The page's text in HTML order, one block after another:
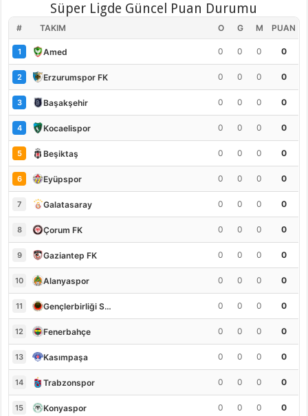
Süper Ligde Güncel Puan Durumu
# TAKIM O G M PUAN
1 Amed 0 0 0 0
2 Erzurumspor FK 0 0 0 0
3 Başakşehir 0 0 0 0
4 Kocaelispor 0 0 0 0
5 Beşiktaş 0 0 0 0
6 Eyüpspor 0 0 0 0
7 Galatasaray 0 0 0 0
8 Çorum FK 0 0 0 0
9 Gaziantep FK 0 0 0 0
10 Alanyaspor 0 0 0 0
11 Gençlerbirliği S.K. 0 0 0 0
12 Fenerbahçe 0 0 0 0
13 Kasımpaşa 0 0 0 0
14 Trabzonspor 0 0 0 0
15 Konyaspor 0 0 0 0